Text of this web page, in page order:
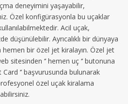
deneyimini yaşayabilir,
Özel konfigürasyonla bu uçaklar
Acil uçak,
düşünülebilir. Ayrıcalıklı bir dünyaya
hemen bir özel jet kiralayın. Özel jet
sitesinden ‘’ hemen uç ‘’ butonuna
Card ‘’ başvurusunda bulunarak
özel uçak kiralama